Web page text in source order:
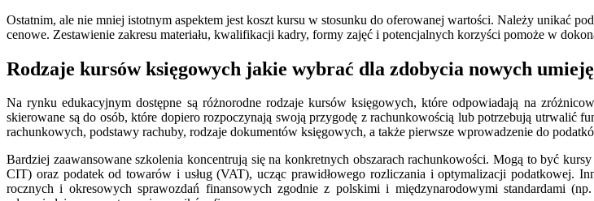
Ostatnim, ale nie mniej istotnym aspektem jest koszt kursu w stosunku do oferowanej wartości. Należy unikać
cenowe. Zestawienie zakresu materiału, kwalifikacji kadry, formy zajęć i potencjalnych korzyści pomoże w
Rodzaje kursów księgowych jakie wybrać dla zdobycia nowych
Na rynku edukacyjnym dostępne są różnorodne rodzaje kursów księgowych, które odpowiadają na
skierowane są do osób, które dopiero rozpoczynają swoją przygodę z rachunkowością lub potrzebują utrwalić
rachunkowych, podstawy rachuby, rodzaje dokumentów księgowych, a także pierwsze wprowadzenie do
Bardziej zaawansowane szkolenia koncentrują się na konkretnych obszarach rachunkowości. Mogą to być
CIT) oraz podatek od towarów i usług (VAT), ucząc prawidłowego rozliczania i optymalizacji podatkowej.
rocznych i okresowych sprawozdań finansowych zgodnie z polskimi i międzynarodowymi standardami